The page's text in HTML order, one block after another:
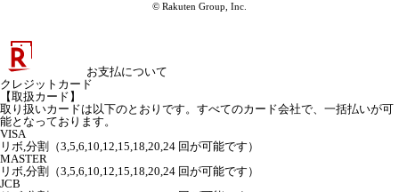
© Rakuten Group, Inc.
お支払について
クレジットカード
【取扱カード】
取り扱いカードは以下のとおりです。すべてのカード会社で、一括払いが可
能となっております。
VISA
リボ,分割（3,5,6,10,12,15,18,20,24 回が可能です）
MASTER
リボ,分割（3,5,6,10,12,15,18,20,24 回が可能です）
JCB